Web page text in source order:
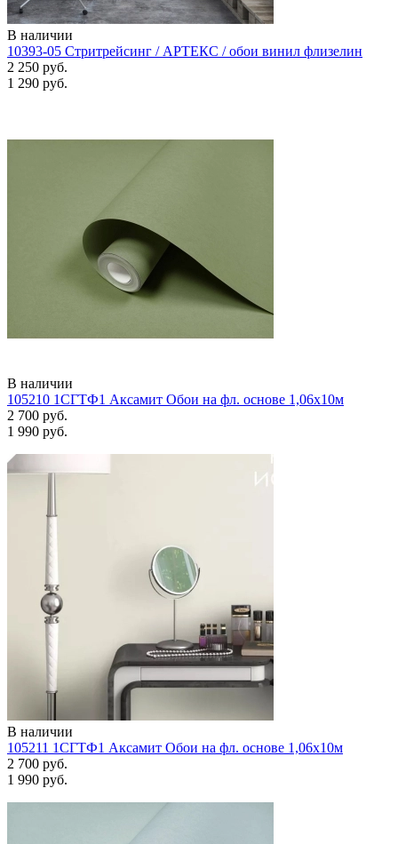
В наличии
10393-05 Стритрейсинг / АРТЕКС / обои винил флизелин
2 250 руб.
1 290 руб.
В наличии
105210 1СГТФ1 Аксамит Обои на фл. основе 1,06х10м
2 700 руб.
1 990 руб.
В наличии
105211 1СГТФ1 Аксамит Обои на фл. основе 1,06х10м
2 700 руб.
1 990 руб.